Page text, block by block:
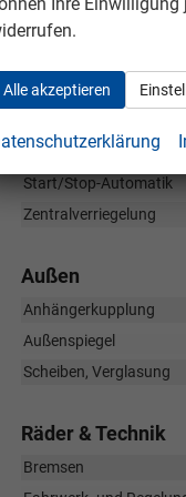
Einparkhilfe
Lichttechnik
Scheibenwaschanlage
Start/Stop-Automatik
Zentralverriegelung
Außen
Anhängerkupplung
Außenspiegel
Scheiben, Verglasung
Räder & Technik
Bremsen
Alle akzeptieren